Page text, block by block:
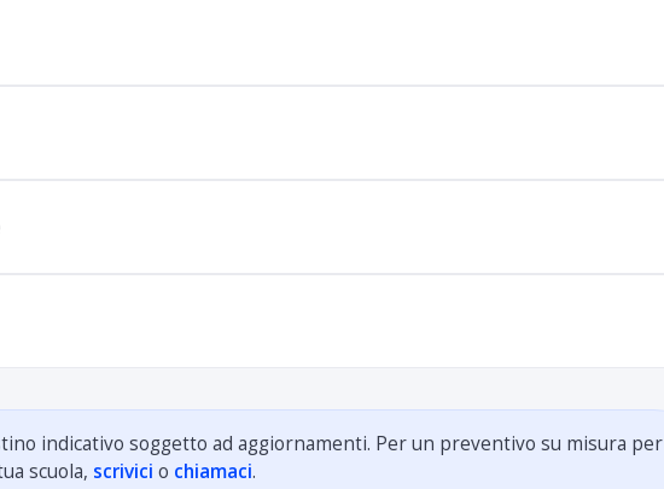
indicativo soggetto ad aggiornamenti. Per un preventivo su misura per
scuola, scrivici o chiamaci.